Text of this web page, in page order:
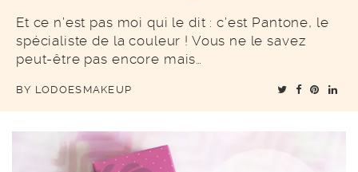
Et ce n’est pas moi qui le dit : c’est Pantone, le
spécialiste de la couleur ! Vous ne le savez
peut-être pas encore mais…
BY LODOESMAKEUP